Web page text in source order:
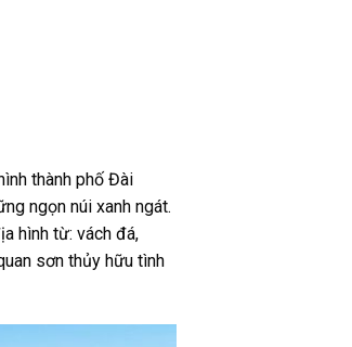
thành phố Đài
ngọn núi xanh ngát.
hình từ: vách đá,
sơn thủy hữu tình